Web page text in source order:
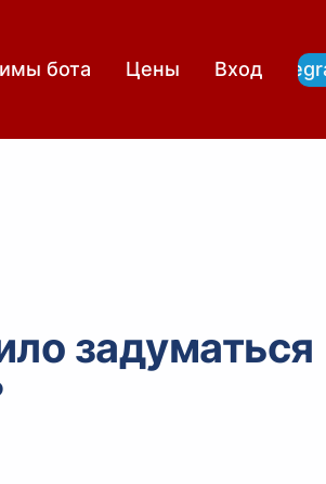
бота Цены Вход
Вход с
задуматься